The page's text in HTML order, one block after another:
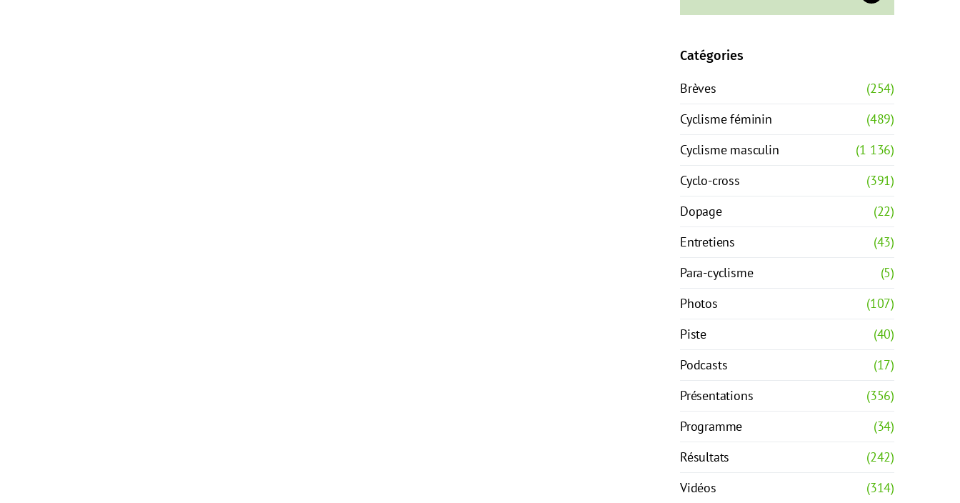
Catégories
Brèves
(254)
Cyclisme féminin
(489)
Cyclisme masculin
(1 136)
Cyclo-cross
(391)
Dopage
(22)
Entretiens
(43)
Para-cyclisme
(5)
Photos
(107)
Piste
(40)
Podcasts
(17)
Présentations
(356)
Programme
(34)
Résultats
(242)
Vidéos
(314)